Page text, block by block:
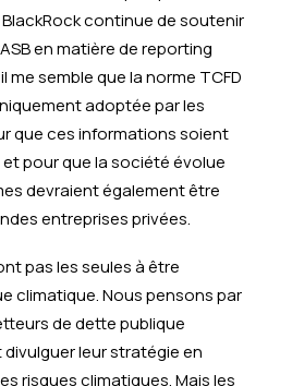
continue de soutenir
en matière de reporting
me semble que la norme TCFD
adoptée par les
que ces informations soient
pour que la société évolue
devraient également être
entreprises privées.
pas les seules à être
climatique. Nous pensons par
de dette publique
leur stratégie en
risques climatiques. Mais les